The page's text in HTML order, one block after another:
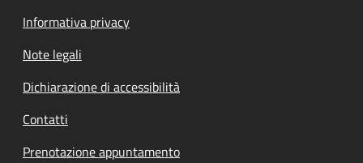
Informativa privacy
Note legali
Dichiarazione di accessibilità
Contatti
Prenotazione appuntamento